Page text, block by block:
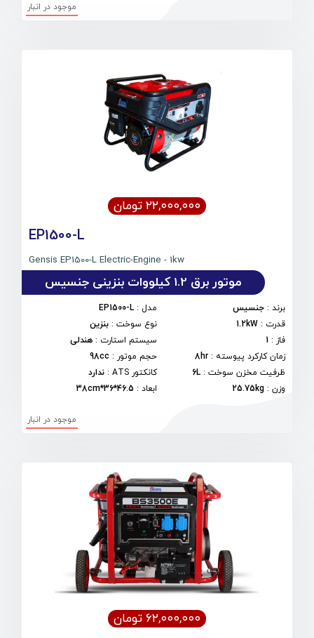
موجود در انبار
۲۲,۰۰۰,۰۰۰ تومان
EP1500-L
Gensis EP1500-L Electric-Engine - 1kw
موتور برق 1.2 کیلووات بنزینی جنسیس
برند : جنسیس مدل :
EP1500-L
قدرت :
1.2kW نوع سوخت: بنزین
فاز :
1 سیستم استارت : هندلی
زمان کارکرد پیوسته :
8hr حجم موتور :
98cc
ظرفیت مخزن سوخت :
6L کانکتور ATS : ندارد
وزن :
25.75kg ابعاد:
46.5*36*38cm
موجود در انبار
۶۲,۰۰۰,۰۰۰ تومان